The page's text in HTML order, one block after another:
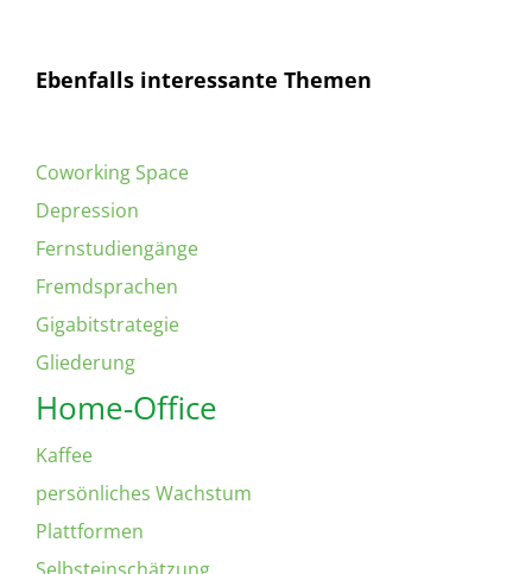
Ebenfalls interessante Themen
Coworking Space
Depression
Fernstudiengänge
Fremdsprachen
Gigabitstrategie
Gliederung
Home-Office
Kaffee
persönliches Wachstum
Plattformen